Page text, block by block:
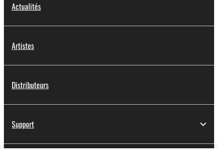
Actualités
Artistes
Distributeurs
Support